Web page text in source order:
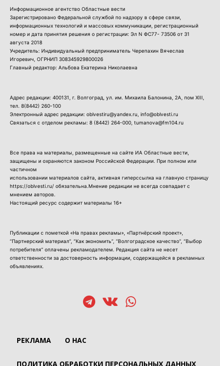
Информационное агентство Областные вести
Зарегистрировано Федеральной службой по надзору в сфере связи,
информационных технологий и массовых коммуникации, регистрационный
номер и дата принятия решения о регистрации: Эл N ФС77- 73506 от 31
августа 2018
Учредитель: Индивидуальный предприниматель Черепахин Вячеслав
Игоревич, ОГРНИП 308345929800026
Главный редактор: Альбова Екатерина Николаевна
Адрес редакции: 400131, г. Волгоград, ул. им. Михаила Балонина, 2А, пом XIII,
тел. 8(8442) 260-100
Электронный адрес редакции: oblvestiru@yandex.ru, info@oblvesti.ru
Связаться с отделом рекламы: 8 (8442) 264-000 , tumanova@fm104.ru
Все права на материалы, размещенные на сайте ИА Областные вести,
защищены и охраняются законом Российской Федерации. При полном или
частичном
использовании материалов сайта, активная гиперссылка на главную страницу
https://oblvesti.ru/ обязательна.Мнение редакции не всегда совпадает с
мнением авторов.
Настоящий ресурс содержит материалы 16+
Публикации с пометкой «На правах рекламы», «Партнёрский проект»,
“Партнерский материал”, “Как экономить”, “Волгоградское качество”, “Выбор
потребителя” оплачены рекламодателем. Редакция сайта не несет
ответственности за достоверность информации, содержащейся в рекламных
объявлениях.
РЕКЛАМА О НАС
ПОЛИТИКА ОБРАБОТКИ ПЕРСОНАЛЬНЫХ ДАННЫХ